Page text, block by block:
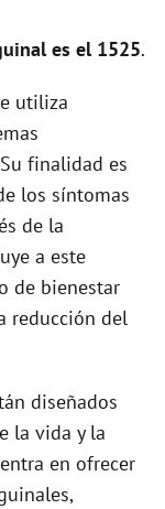
es el 1525.
utiliza
finalidad es
los síntomas
de la
a este
de bienestar
reducción del
diseñados
la vida y la
en ofrecer